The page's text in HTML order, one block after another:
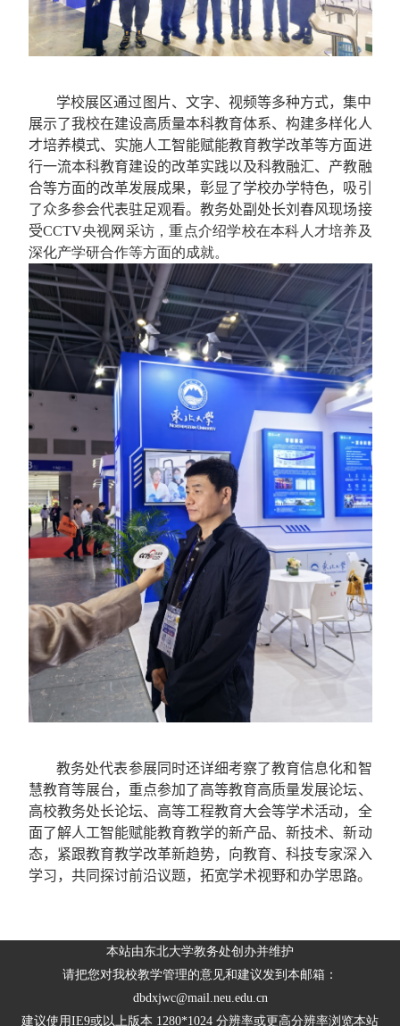
学校展区通过图片、文字、视频等多种方式，集中
展示了我校在建设高质量本科教育体系、构建多样化人
才培养模式、 实施人工智能赋能教育教学改革等方面进
行一流本科教育建设的改革实践以及科教融汇、产教融
合等方面的改革发展成果，彰显了学校办学特色， 吸引
了众多参会代表驻足观看。教务处副处长刘春风现场接
受CCTV央视网采访，重点介绍学校在本科人才培养及
深化产学研合作等方面的成就。
教务处代表参展同时还详细考察了教育信息化和智
慧教育等展台，重点参加了高等教育高质量发展论坛、
高校教务处长论坛、高等工程教育大会等学术活动， 全
面了解人工智能赋能教育教学的新产品、新技术、新动
态，紧跟教育教学改革新趋势，向教育、科技专家深入
学习，共同探讨前沿议题，拓宽学术视野和办学思路。
本站由东北大学教务处创办并维护
请把您对我校教学管理的意见和建议发到本邮箱：
dbdxjwc@mail.neu.edu.cn
建议使用IE9或以上版本 1280*1024 分辨率或更高分辨率浏览本站